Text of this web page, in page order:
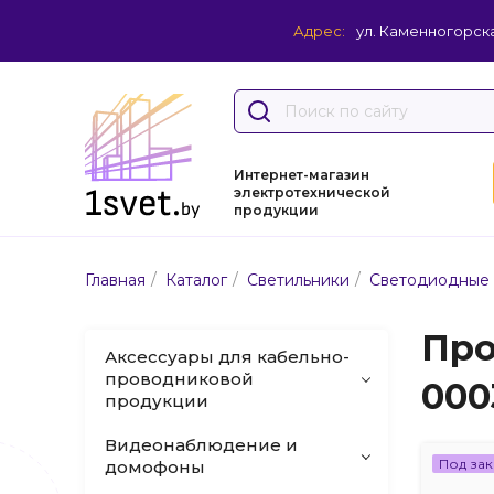
Адрес: ул.
Интернет-магазин
электротехнической
продукции
Главная / Каталог / Светильники /
Аксессуары для кабельно-
проводниковой
продукции
Видеонаблюдение и
домофоны
Под